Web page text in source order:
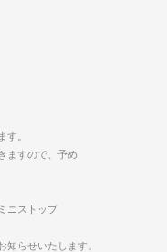
す。
ますので、予め
ニストップ
らせいたします。